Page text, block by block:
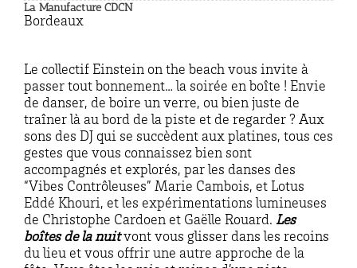
La Manufacture CDCN
Bordeaux
Le collectif Einstein on the beach vous invite à
passer tout bonnement… la soirée en boîte ! Envie
de danser, de boire un verre, ou bien juste de
traîner là au bord de la piste et de regarder ? Aux
sons des DJ qui se succèdent aux platines, tous ces
gestes que vous connaissez bien sont
accompagnés et explorés, par les danses des
“Vibes Contrôleuses” Marie Cambois, et Lotus
Eddé Khouri, et les expérimentations lumineuses
de Christophe Cardoen et Gaëlle Rouard. Les
boîtes de la nuitvont vous glisser dans les recoins
du lieu et vous offrir une autre approche de la